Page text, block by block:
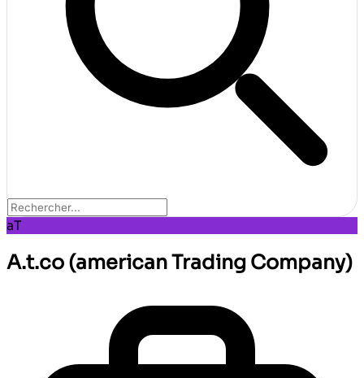
aT
A.t.co (american Trading Company)